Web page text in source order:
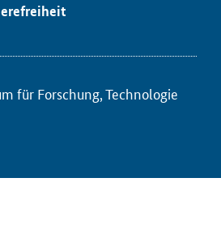
für ­For­schung, Tech­no­lo­gie